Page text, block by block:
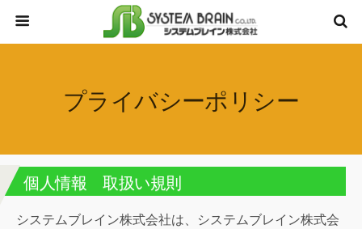
プライバシーポリシー
個人情報 取扱い規則
システムブレイン株式会社は、システムブレイン株式会